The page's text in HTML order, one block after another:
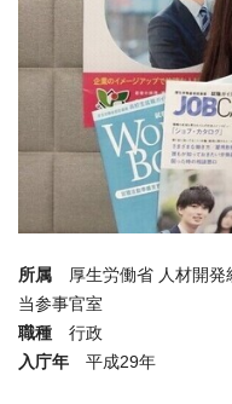
所属 厚生労働省 人材開
当参事官室
職種 行政
入庁年 平成29年